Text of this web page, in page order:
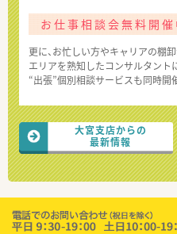
お仕事相談会無料開催
更に、お忙しい方やキャリアの棚
エリアを熟知したコンサルタント
“出張”個別相談サービスも同時開
大宮支店からの
最新情報